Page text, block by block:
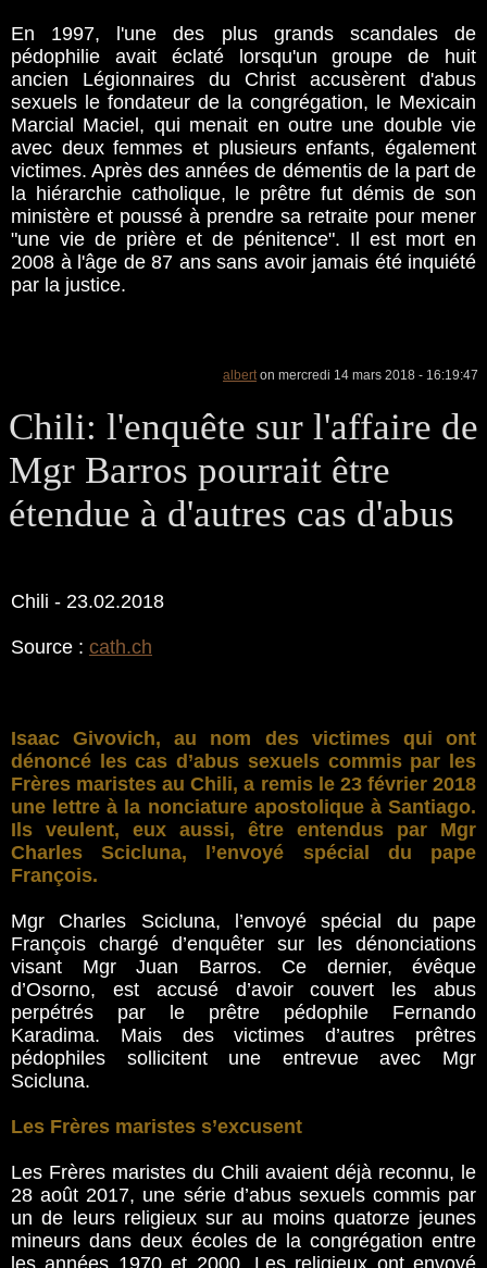
En 1997, l'une des plus grands scandales de
pédophilie avait éclaté lorsqu'un groupe de huit
ancien Légionnaires du Christ accusèrent d'abus
sexuels le fondateur de la congrégation, le Mexicain
Marcial Maciel, qui menait en outre une double vie
avec deux femmes et plusieurs enfants, également
victimes. Après des années de démentis de la part de
la hiérarchie catholique, le prêtre fut démis de son
ministère et poussé à prendre sa retraite pour mener
"une vie de prière et de pénitence". Il est mort en
2008 à l'âge de 87 ans sans avoir jamais été inquiété
par la justice.
alberton mercredi 14 mars 2018 - 16:19:47
Chili: l'enquête sur l'affaire de
Mgr Barros pourrait être
étendue à d'autres cas d'abus
Chili - 23.02.2018
Source : cath.ch
Isaac Givovich, au nom des victimes qui ont
dénoncé les cas d’abus sexuels commis par les
Frères maristes au Chili, a remis le 23 février 2018
une lettre à la nonciature apostolique à Santiago.
Ils veulent, eux aussi, être entendus par Mgr
Charles Scicluna, l’envoyé spécial du pape
François.
Mgr Charles Scicluna, l’envoyé spécial du pape
François chargé d’enquêter sur les dénonciations
visant Mgr Juan Barros. Ce dernier, évêque
d’Osorno, est accusé d’avoir couvert les abus
perpétrés par le prêtre pédophile Fernando
Karadima. Mais des victimes d’autres prêtres
pédophiles sollicitent une entrevue avec Mgr
Scicluna.
Les Frères maristes s’excusent
Les Frères maristes du Chili avaient déjà reconnu, le
28 août 2017, une série d’abus sexuels commis par
un de leurs religieux sur au moins quatorze jeunes
mineurs dans deux écoles de la congrégation entre
les années 1970 et 2000. Les religieux ont envoyé